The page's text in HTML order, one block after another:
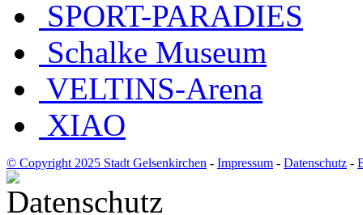
SPORT-PARADIES
Schalke Museum
VELTINS-Arena
XIAO
© Copyright 2025 Stadt Gelsenkirchen - Impressum - Datenschutz -